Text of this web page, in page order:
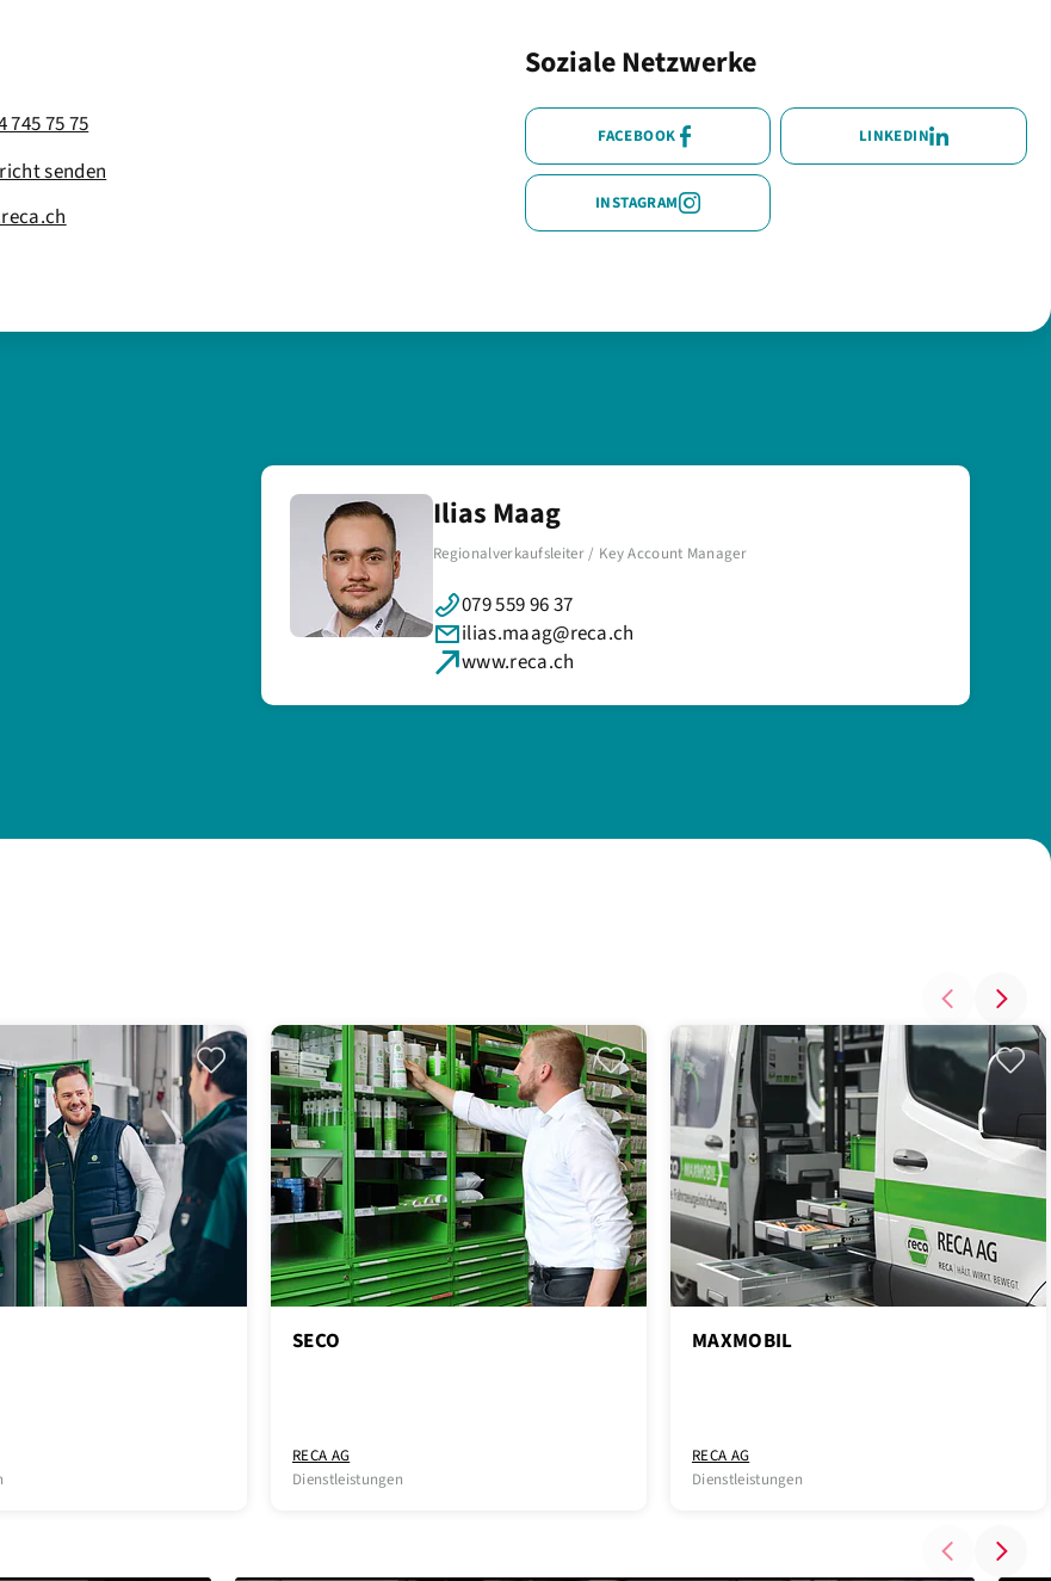
745 75 75
senden
Soziale Netzwerke
FACEBOOK LINKEDIN
INSTAGRAM
Ilias Maag
Regionalverkaufsleiter / Key Account Manager
079 559 96 37
ilias.maag@reca.ch
www.reca.ch
SECO
RECA AG
Dienstleistungen
MAXMOBIL
RECA AG
Dienstleistungen